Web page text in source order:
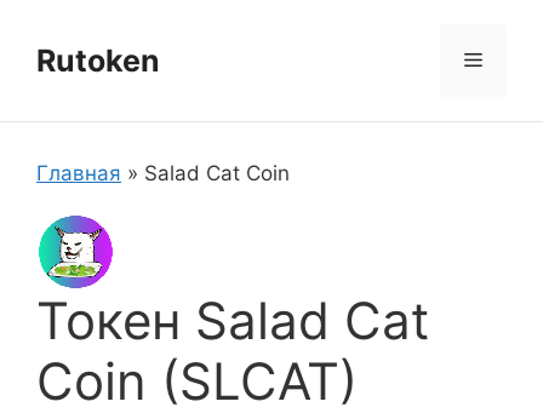
содержимому
Rutoken Меню
Главная » Salad Cat Coin
Токен Salad Cat
Coin (SLCAT)